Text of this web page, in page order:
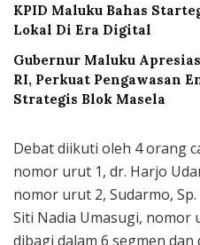
KPID Maluku Bahas
Lokal Di Era Digital
Gubernur Maluku
RI, Perkuat Pengawasan
Strategis Blok Masela
Debat diikuti oleh 4 orang
nomor urut 1, dr. Harjo
nomor urut 2, Sudarmo,
Siti Nadia Umasugi, nomor
dibagi dalam 6 segmen